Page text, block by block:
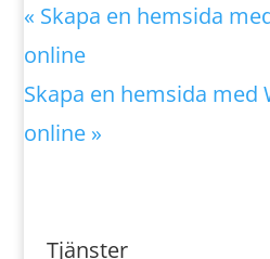
« Skapa en hemsida
online
Skapa en hemsida med
online »
Tjänster